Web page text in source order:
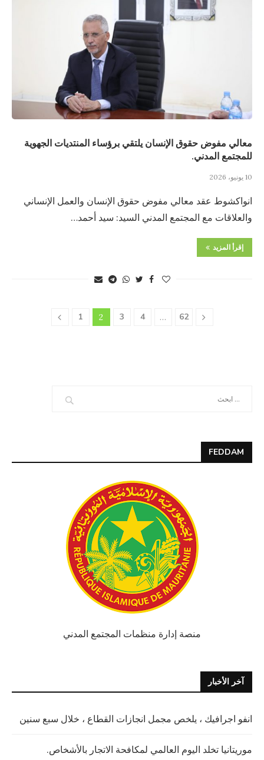
معالي مفوض حقوق الإنسان يلتقي برؤساء المنتديات الجهوية
للمجتمع المدني.
10 يونيو، 2026
انواكشوط عقد معالي مفوض حقوق الإنسان والعمل الإنساني
والعلاقات مع المجتمع المدني السيد: سيد أحمد…
إقرأ المزيد
1 2 3 4 … 62
FEDDAM
منصة إدارة منظمات المجتمع المدني
آخر الأخبار
انفو اجرافيك ، يلخص مجمل انجازات القطاع ، خلال سبع سنين
موريتانيا تخلد اليوم العالمي لمكافحة الاتجار بالأشخاص.